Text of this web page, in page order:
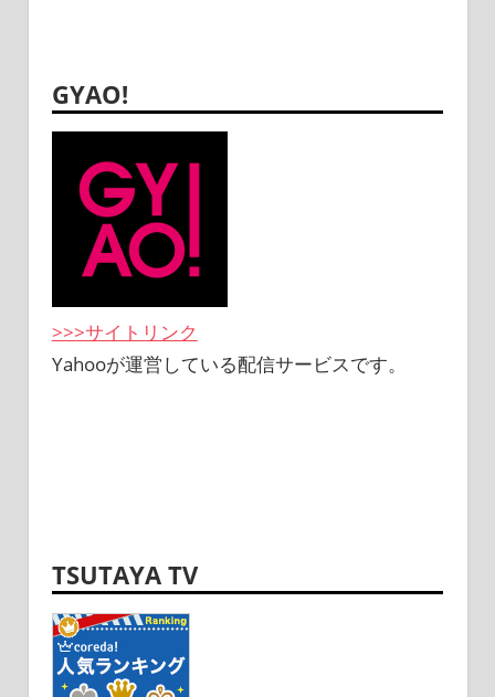
GYAO!
>>>サイトリンク
Yahooが運営している配信サービスです。
TSUTAYA TV